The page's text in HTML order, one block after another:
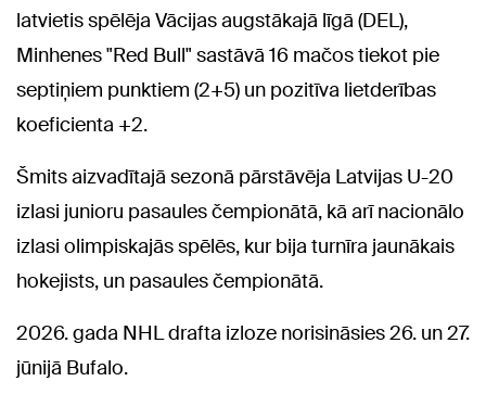
latvietis spēlēja Vācijas augstākajā līgā (DEL),
Minhenes "Red Bull" sastāvā 16 mačos tiekot pie
septiņiem punktiem (2+5) un pozitīva lietderības
koeficienta +2.
Šmits aizvadītajā sezonā pārstāvēja Latvijas U-20
izlasi junioru pasaules čempionātā, kā arī nacionālo
izlasi olimpiskajās spēlēs, kur bija turnīra jaunākais
hokejists, un pasaules čempionātā.
2026. gada NHL drafta izloze norisināsies 26. un 27.
jūnijā Bufalo.